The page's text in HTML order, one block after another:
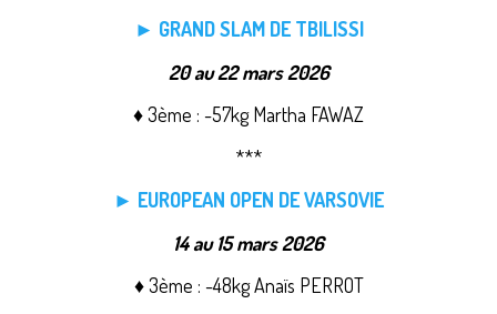
► GRAND SLAM DE TBILISSI
20 au 22 mars 2026
♦ 3ème : -57kg Martha FAWAZ
***
► EUROPEAN OPEN DE VARSOVIE
14 au 15 mars 2026
♦ 3ème : -48kg Anaïs PERROT